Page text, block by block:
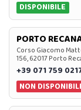
DISPONIBILE
PORTO
Corso Giacomo
156, 62017 Porto
+39 071 759
NON